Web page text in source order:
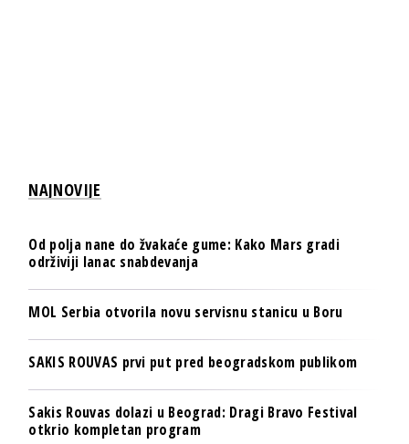
NAJNOVIJE
Od polja nane do žvakaće gume: Kako Mars gradi
održiviji lanac snabdevanja
MOL Serbia otvorila novu servisnu stanicu u Boru
SAKIS ROUVAS prvi put pred beogradskom publikom
Sakis Rouvas dolazi u Beograd: Dragi Bravo Festival
otkrio kompletan program